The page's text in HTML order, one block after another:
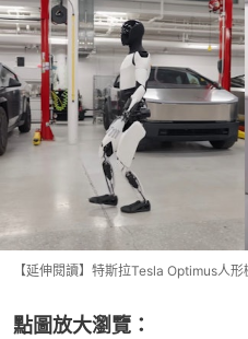
【延伸閱讀】特斯拉Tesla Optimus人
點圖放大瀏覽：